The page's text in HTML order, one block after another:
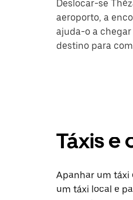
Deslocar-se
aeroporto, a
ajuda-o a chegar
destino para
Táxis e
Apanhar um táxi
um táxi local e